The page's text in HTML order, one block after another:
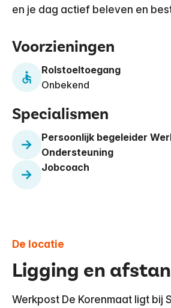
en je dag actief beleven en
Voorzieningen
Rolstoeltoegang
Onbekend
Specialismen
Persoonlijk begeleider
Ondersteuning
Jobcoach
De locatie
Ligging en
Werkpost De Korenmaat ligt bij